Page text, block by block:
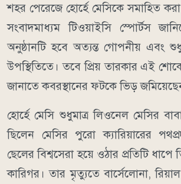
শহর পেরেজে হোর্হে মেসিকে সমাহিত
সংবাদমাধ্যম টিওয়াইসি স্পোর্টস
অনুষ্ঠানটি হবে অত্যন্ত গোপনীয় এবং
উপস্থিতিতে। তবে প্রিয় তারকার এই
জানাতে কবরস্থানের ফটকে ভিড়
হোর্হে মেসি শুধুমাত্র লিওনেল মেসির
ছিলেন মেসির পুরো ক্যারিয়ারের
ছেলের বিশ্বসেরা হয়ে ওঠার প্রতিটি ধাপে
কারিগর। তার মৃত্যুতে বার্সেলোনা,